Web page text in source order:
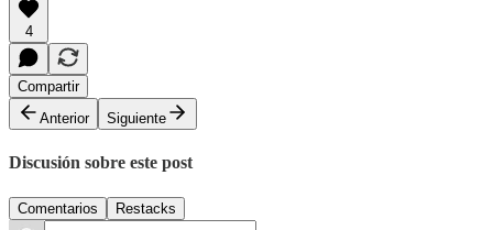
4
Compartir
Anterior
Siguiente
Discusión sobre este post
Comentarios Restacks